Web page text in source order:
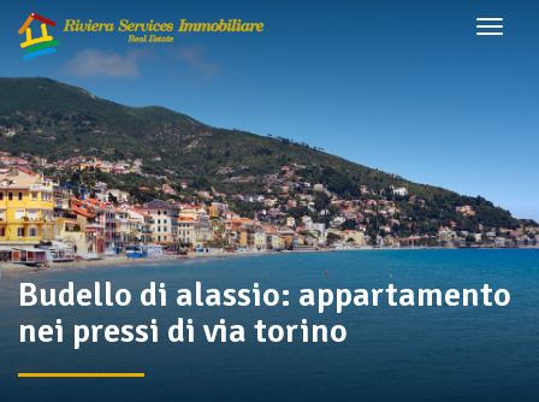
Budello di alassio: appartamento
nei pressi di via torino